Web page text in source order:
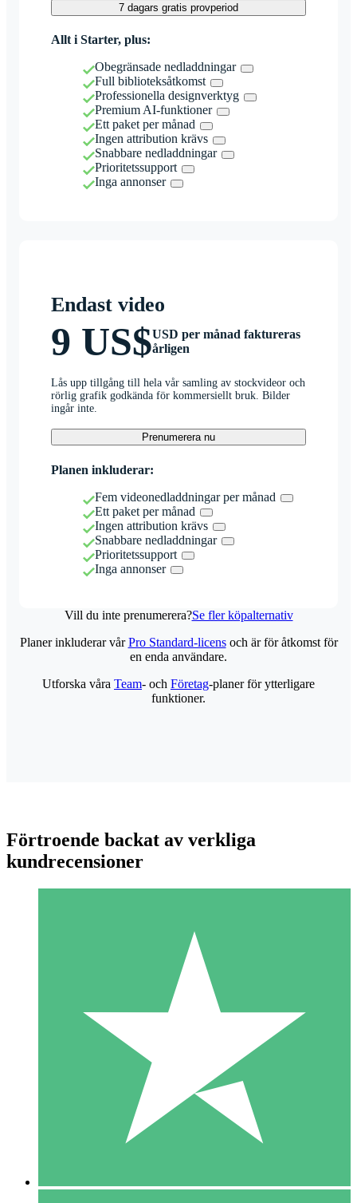
7 dagars gratis provperiod
Allt i Starter, plus:
Obegränsade nedladdningar
Full biblioteksåtkomst
Professionella designverktyg
Premium AI-funktioner
Ett paket per månad
Ingen attribution krävs
Snabbare nedladdningar
Prioritetssupport
Inga annonser
Endast video
9 US$USD per månad faktureras
årligen
Lås upp tillgång till hela vår samling av stockvideor och
rörlig grafik godkända för kommersiellt bruk. Bilder
ingår inte.
Prenumerera nu
Planen inkluderar:
Fem videonedladdningar per månad
Ett paket per månad
Ingen attribution krävs
Snabbare nedladdningar
Prioritetssupport
Inga annonser
Vill du inte prenumerera?Se fler köpalternativ
Individuella Kreditpaket
Betala per användning med nedladdningskrediter. Inget
1 Nedladdningar
10 00
Planer inkluderar vårPro Standard-licensoch är för åtkomst för
en enda användare.
Utforska våra Team- och Företag-planer för ytterligare
funktioner.
Förtroende backat av verkliga
kundrecensioner